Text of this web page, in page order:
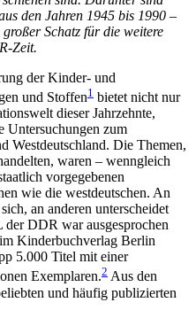
den Jahren 1945 bis 1990 –
Schatz für die weitere
Zeit.
der Kinder- und
und Stoffen1 bietet nicht nur
dieser Jahrzehnte,
Untersuchungen zum
Westdeutschland. Die Themen,
waren – wenngleich
vorgegebenen
wie die westdeutschen. An
an anderen unterscheidet
DDR war ausgesprochen
Kinderbuchverlag Berlin
5.000 Titel mit einer
Exemplaren.2 Aus den
und häufig publizierten